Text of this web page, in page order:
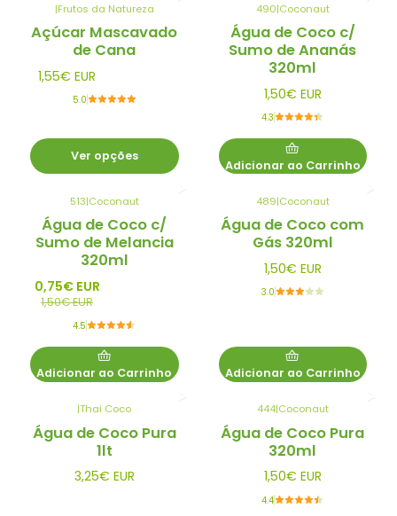
|Frutos da Natureza
Açúcar Mascavado
de Cana
1,55€ EUR
5.0
Ver opções
490|Coconaut
Água de Coco c/
Sumo de Ananás
320ml
1,50€ EUR
4.3
Adicionar ao Carrinho
-50%
Promo
513|Coconaut
Água de Coco c/
Sumo de Melancia
320ml
0,75€ EUR
1,50€ EUR
4.5
Adicionar ao Carrinho
489|Coconaut
Água de Coco com
Gás 320ml
1,50€ EUR
3.0
Adicionar ao Carrinho
|Thai Coco
Água de Coco Pura
1lt
3,25€ EUR
444|Coconaut
Água de Coco Pura
320ml
1,50€ EUR
4.4